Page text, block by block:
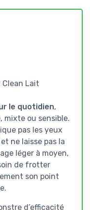
Lait
le quotidien,
mixte ou sensible.
pas les yeux
ne laisse pas la
léger à moyen,
de frotter
son point
d’efficacité